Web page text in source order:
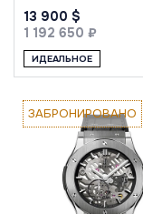
13 900 $
1 192 650 ₽
ИДЕАЛЬНОЕ
ЗАБРОНИРОВАНО